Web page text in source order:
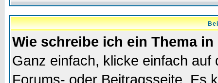
Wie schreibe ich ein Thema
Ganz einfach, klicke einfach
Forums- oder Beitragsseite. Es